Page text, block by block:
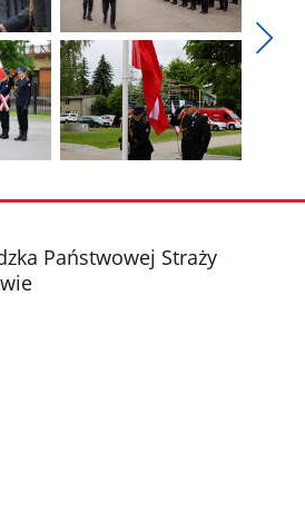
Pokaż
zdjęcie
2
z
galerii.
zdjęcie
galerii.
Państwowej Straży